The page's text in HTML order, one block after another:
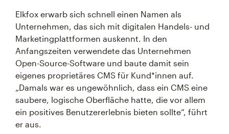
Elkfox erwarb sich schnell einen Namen als
Unternehmen, das sich mit digitalen Handels- und
Marketingplattformen auskennt. In den
Anfangszeiten verwendete das Unternehmen
Open-Source-Software und baute damit sein
eigenes proprietäres CMS für Kund*innen auf.
„Damals war es ungewöhnlich, dass ein CMS eine
saubere, logische Oberfläche hatte, die vor allem
ein positives Benutzererlebnis bieten sollte“, führt
er aus.